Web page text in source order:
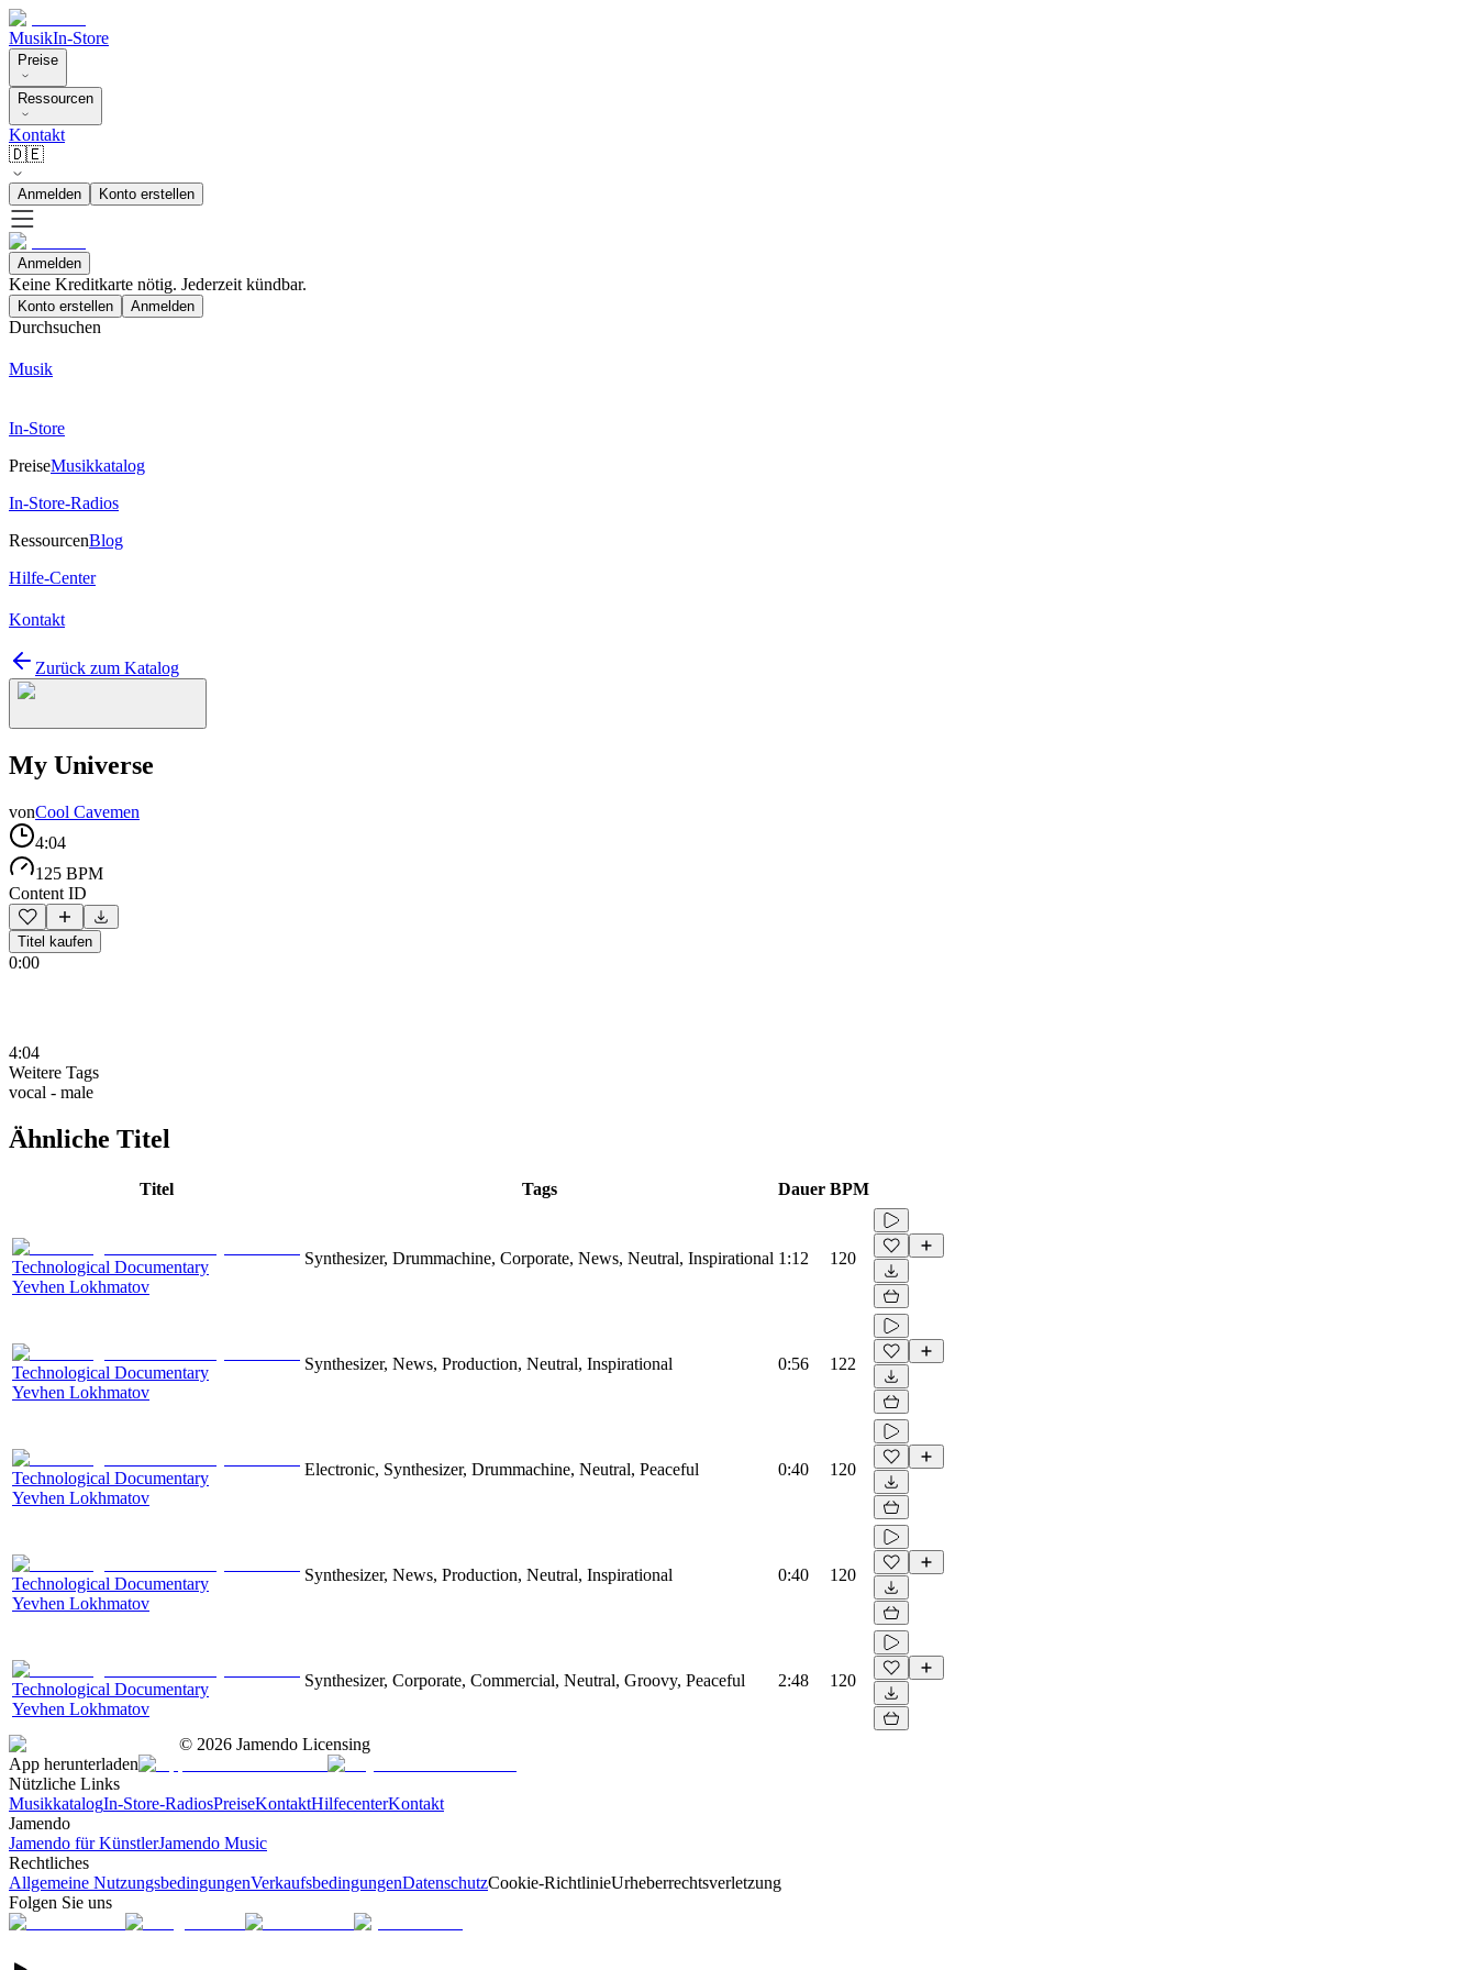
MusikIn-Store
Preise
Ressourcen
Kontakt
🇩🇪
Anmelden Konto erstellen
Anmelden
Keine Kreditkarte nötig. Jederzeit kündbar.
Konto erstellen Anmelden
Durchsuchen
Musik
In-Store
PreiseMusikkatalog
In-Store-Radios
RessourcenBlog
Hilfe-Center
Kontakt
Zurück zum Katalog
My Universe
vonCool Cavemen
4:04
125 BPM
Content ID
Titel kaufen
0:00
4:04
Weitere Tags
vocal - male
Ähnliche Titel
Titel Tags Dauer BPM
Technological Documentary
Yevhen Lokhmatov
Synthesizer, Drummachine, Corporate, News, Neutral, Inspirational 1:12 120
Technological Documentary
Yevhen Lokhmatov
Synthesizer, News, Production, Neutral, Inspirational 0:56 122
Technological Documentary
Yevhen Lokhmatov
Electronic, Synthesizer, Drummachine, Neutral, Peaceful 0:40 120
Technological Documentary
Yevhen Lokhmatov
Synthesizer, News, Production, Neutral, Inspirational 0:40 120
Technological Documentary
Yevhen Lokhmatov
Synthesizer, Corporate, Commercial, Neutral, Groovy, Peaceful 2:48 120
© 2026 Jamendo Licensing
App herunterladen
Nützliche Links
MusikkatalogIn-Store-RadiosPreiseKontaktHilfecenterKontakt
Jamendo
Jamendo für KünstlerJamendo Music
Rechtliches
Allgemeine NutzungsbedingungenVerkaufsbedingungenDatenschutzCookie-RichtlinieUrheberrechtsverletzung
Folgen Sie uns